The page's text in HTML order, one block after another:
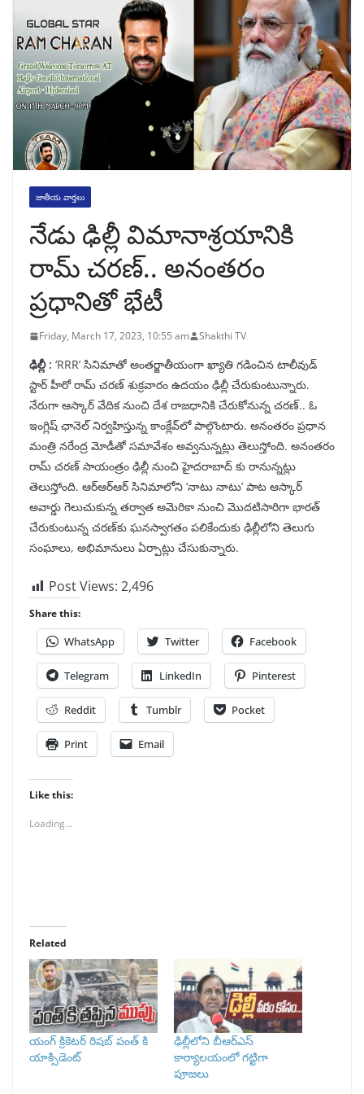
జాతీయ వార్తలు
నేడు ఢిల్లీ విమానాశ్రయానికి
రామ్ చరణ్.. అనంతరం
ప్రధానితో భేటీ
Friday, March 17, 2023, 10:55 am Shakthi TV
ఢిల్లీ : ‘RRR’ సినిమాతో అంతర్జాతీయంగా ఖ్యాతి గడించిన టాలీవుడ్
స్టార్ హీరో రామ్ చరణ్ శుక్రవారం ఉదయం ఢిల్లీ చేరుకుంటున్నారు.
నేరుగా ఆస్కార్ వేదిక నుంచి దేశ రాజధానికి చేరుకోనున్న చరణ్.. ఓ
ఇంగ్లిష్ ఛానెల్ నిర్వహిస్తున్న కాంక్లేవ్‌లో పాల్గొంటారు. అనంతరం ప్రధాన
మంత్రి నరేంద్ర మోడీతో సమావేశం అవ్వనున్నట్లు తెలుస్తోంది. అనంతరం
రామ్ చరణ్ సాయంత్రం ఢిల్లీ నుంచి హైదరాబాద్ కు రానున్నట్లు
తెలుస్తోంది. ఆర్ఆర్ఆర్ సినిమాలోని ‘నాటు నాటు’ పాట ఆస్కార్
అవార్డు గెలుచుకున్న తర్వాత అమెరికా నుంచి మొదటిసారిగా భారత్
చేరుకుంటున్న చరణ్‌కు ఘనస్వాగతం పలికేందుకు ఢిల్లీలోని తెలుగు
సంఘాలు, అభిమానులు ఏర్పాట్లు చేసుకున్నారు.
Post Views: 2,496
Share this:
WhatsApp Twitter Facebook
Telegram LinkedIn Pinterest
Reddit Tumblr Pocket
Print Email
Like this:
Loading...
Related
యంగ్ క్రికెటర్ రిషబ్ పంత్ కి
యాక్సిడెంట్
ఢిల్లీలోని బీఆర్ఎస్
కార్యాలయంలో గట్టిగా
పూజలు